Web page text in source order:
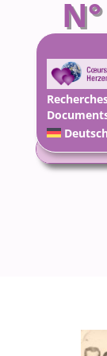
Deutsch